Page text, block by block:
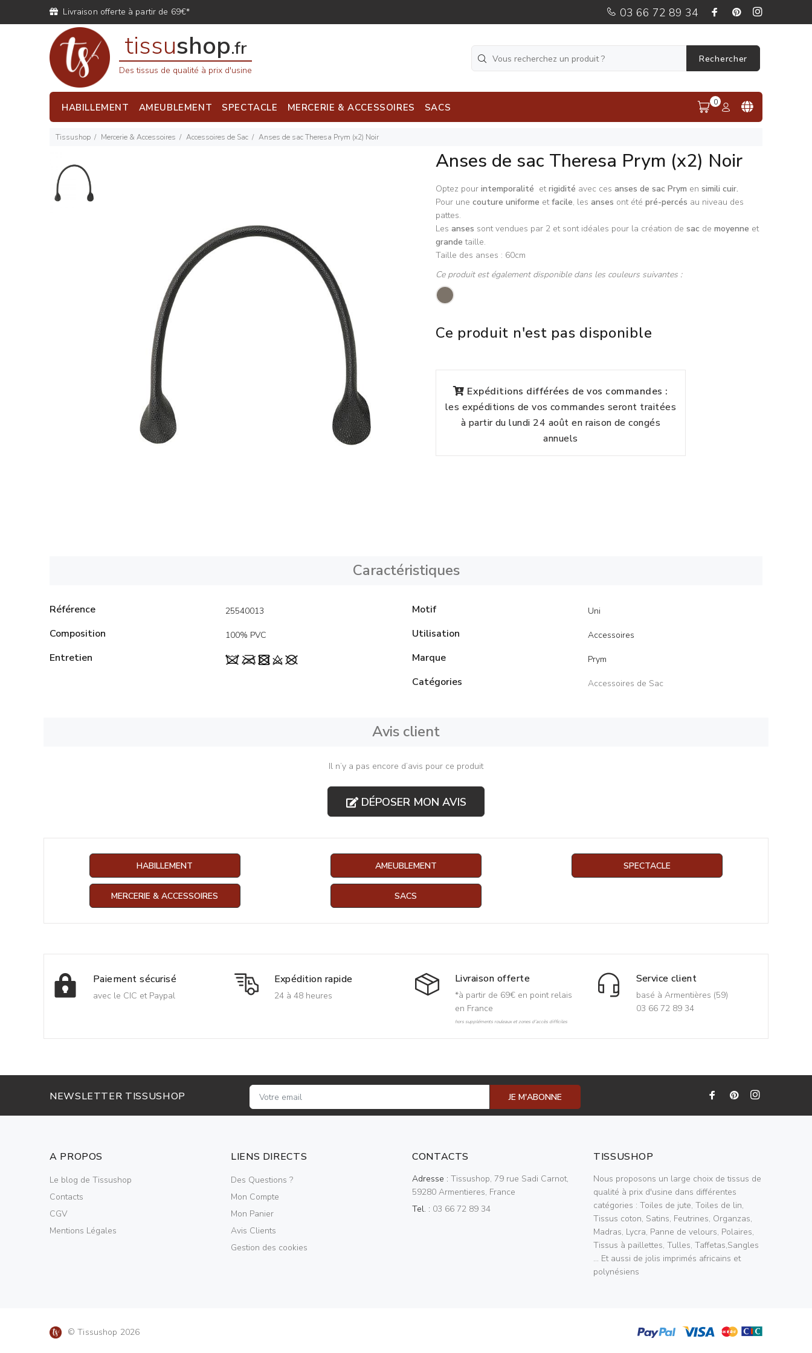
Livraison offerte à partir de 69€* 03 66 72 89 34
tissushop.fr
Des tissus de qualité à prix d'usine
Rechercher
HABILLEMENT AMEUBLEMENT SPECTACLE MERCERIE & ACCESSOIRES SACS 0
Tissushop Mercerie & Accessoires Accessoires de Sac Anses de sac Theresa Prym (x2) Noir
Anses de sac Theresa Prym (x2) Noir
Optez pour intemporalité etrigidité avec ces anses de sac Prym en simili cuir.
Pour une couture uniforme etfacile, les anses ont été pré-percés au niveau des
pattes.
Les anses sont vendues par 2 et sont idéales pour la création de sac de moyenne et
grande taille.
Taille des anses : 60cm
Ce produit est également disponible dans les couleurs suivantes :
Ce produit n'est pas disponible
Expéditions différées de vos commandes :
les expéditions de vos commandes seront traitées
à partir du lundi 24 août en raison de congés
annuels
Caractéristiques
Référence 25540013
Composition 100% PVC
Entretien
Motif Uni
Utilisation Accessoires
Marque Prym
Catégories Accessoires de Sac
Avis client
Il n’y a pas encore d’avis pour ce produit
DÉPOSER MON AVIS
HABILLEMENT AMEUBLEMENT SPECTACLE
MERCERIE & ACCESSOIRES SACS
Paiement sécurisé
avec le CIC et Paypal
Expédition rapide
24 à 48 heures
Livraison offerte
*à partir de 69€ en point relais
en France
hors suppléments rouleaux et zones d'accès difficiles
Service client
basé à Armentières (59)
03 66 72 89 34
NEWSLETTER TISSUSHOP JE M'ABONNE
A PROPOS
Le blog de Tissushop
Contacts
CGV
Mentions Légales
LIENS DIRECTS
Des Questions ?
Mon Compte
Mon Panier
Avis Clients
Gestion des cookies
CONTACTS
Adresse : Tissushop, 79 rue Sadi Carnot,
59280 Armentieres, France
Tel. : 03 66 72 89 34
TISSUSHOP
Nous proposons un large choix de tissus de
qualité à prix d'usine dans différentes
catégories : Toiles de jute, Toiles de lin,
Tissus coton, Satins, Feutrines, Organzas,
Madras, Lycra, Panne de velours, Polaires,
Tissus à paillettes, Tulles, Taffetas,Sangles
... Et aussi de jolis imprimés africains et
polynésiens
© Tissushop 2026